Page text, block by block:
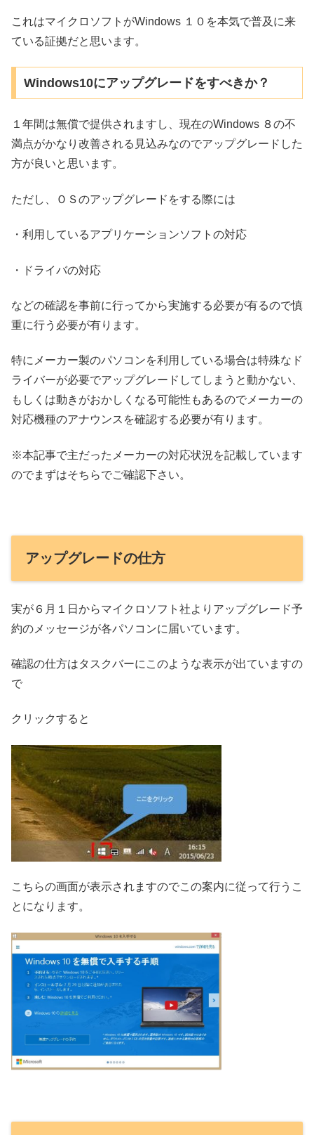
これはマイクロソフトがWindows １０を本気で普及に来
ている証拠だと思います。
Windows10にアップグレードをすべきか？
１年間は無償で提供されますし、現在のWindows ８の不
満点がかなり改善される見込みなのでアップグレードした
方が良いと思います。
ただし、ＯＳのアップグレードをする際には
・利用しているアプリケーションソフトの対応
・ドライバの対応
などの確認を事前に行ってから実施する必要が有るので慎
重に行う必要が有ります。
特にメーカー製のパソコンを利用している場合は特殊なド
ライバーが必要でアップグレードしてしまうと動かない、
もしくは動きがおかしくなる可能性もあるのでメーカーの
対応機種のアナウンスを確認する必要が有ります。
※本記事で主だったメーカーの対応状況を記載しています
のでまずはそちらでご確認下さい。
アップグレードの仕方
実が６月１日からマイクロソフト社よりアップグレード予
約のメッセージが各パソコンに届いています。
確認の仕方はタスクバーにこのような表示が出ていますの
で
クリックすると
こちらの画面が表示されますのでこの案内に従って行うこ
とになります。